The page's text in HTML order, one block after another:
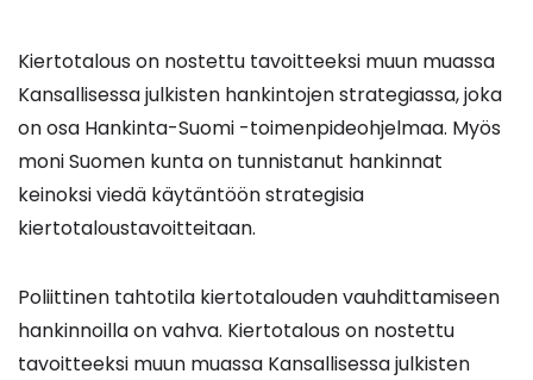
Kiertotalous on nostettu tavoitteeksi muun muassa
Kansallisessa julkisten hankintojen strategiassa, joka
on osa Hankinta-Suomi -toimenpideohjelmaa. Myös
moni Suomen kunta on tunnistanut hankinnat
keinoksi viedä käytäntöön strategisia
kiertotaloustavoitteitaan.
Poliittinen tahtotila kiertotalouden vauhdittamiseen
hankinnoilla on vahva. Kiertotalous on nostettu
tavoitteeksi muun muassa Kansallisessa julkisten